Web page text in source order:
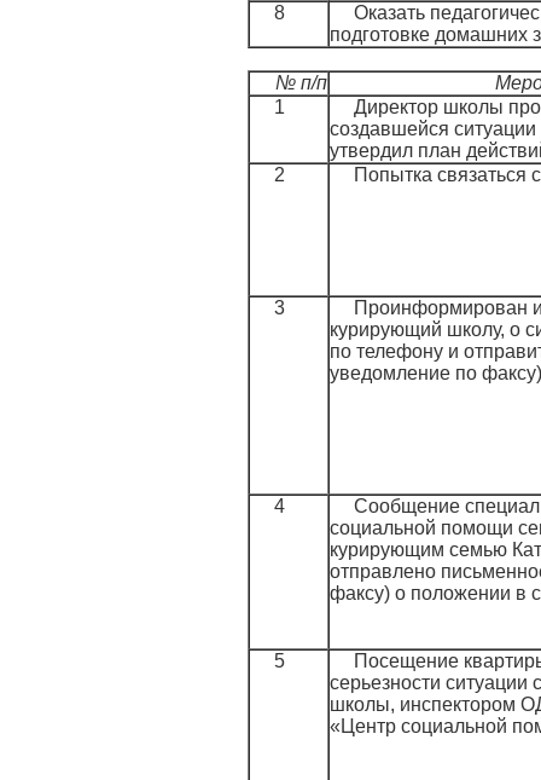
8
Оказать
подготовке домашних
№ п/п
1
Директор школы
создавшейся
утвердил план
2
Попытка связаться
3
Проинформирован
курирующий школу, о
по телефону и
уведомление по факсу)
4
Сообщение
социальной помощи
курирующим семью
отправлено
факсу) о положении в
5
Посещение
серьезности
школы, инспектором
«Центр социальной